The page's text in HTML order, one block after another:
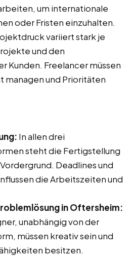
um internationale
oder Fristen einzuhalten.
variiert stark je
und den
Kunden. Freelancer müssen
managen und Prioritäten
In allen drei
steht die Fertigstellung
Deadlines und
die Arbeitszeiten und
in Oftersheim:
unabhängig von der
müssen kreativ sein und
besitzen.